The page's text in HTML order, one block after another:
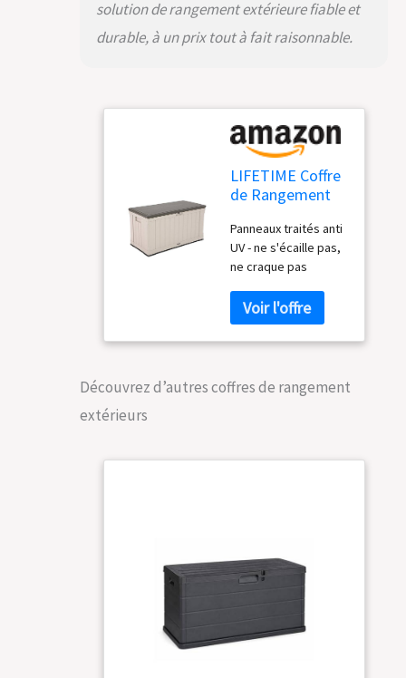
solution de rangement extérieure fiable et
durable, à un prix tout à fait raisonnable.
LIFETIME Coffre
de Rangement
127,9 x 64 x 67,2
cm
Panneaux traités anti
UV - ne s'écaille pas,
ne craque pas
Se déplace
facilement à
l'emplacement
durable - Peut être
utilisé comme un
Découvrez d’autres coffres de rangement
extérieurs